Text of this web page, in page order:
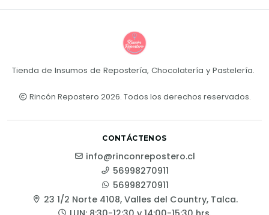
Tienda de Insumos de Repostería, Chocolatería y Pastelería.
Rincón Repostero 2026. Todos los derechos reservados.
CONTÁCTENOS
info@rinconrepostero.cl
56998270911
56998270911
23 1/2 Norte 4108, Valles del Country, Talca.